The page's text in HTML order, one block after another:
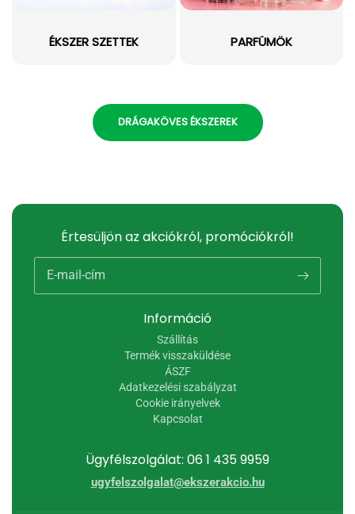
ÉKSZER SZETTEK PARFÜMÖK
DRÁGAKÖVES ÉKSZEREK
Ügyfélszolgálat: 06 1 435 9959
ugyfelszolgalat@ekszerakcio.hu
Információ
Szállítás
Termék visszaküldése
ÁSZF
Adatkezelési szabályzat
Cookie irányelvek
Kapcsolat
Értesüljön az akciókról, promóciókról!
E-mail-cím